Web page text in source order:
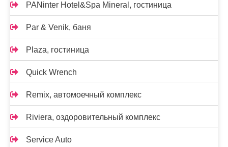
PANinter Hotel&Spa Mineral, гостиница
Par & Venik, баня
Plaza, гостиница
Quick Wrench
Remix, автомоечный комплекс
Riviera, оздоровительный комплекс
Service Auto